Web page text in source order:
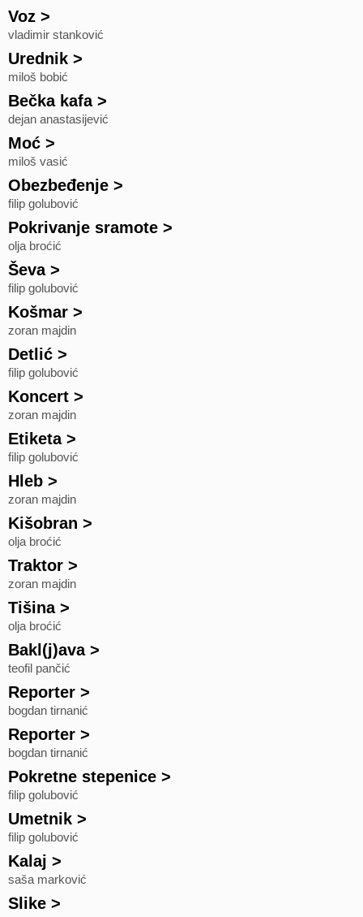
Voz >
vladimir stanković
Urednik >
miloš bobić
Bečka kafa>
dejan anastasijević
Moć >
miloš vasić
Obezbeđenje >
filip golubović
Pokrivanje sramote >
olja broćić
Ševa>
filip golubović
Košmar >
zoran majdin
Detlić >
filip golubović
Koncert >
zoran majdin
Etiketa>
filip golubović
Hleb >
zoran majdin
Kišobran >
olja broćić
Traktor >
zoran majdin
Tišina>
olja broćić
Bakl(j)ava>
teofil pančić
Reporter >
bogdan tirnanić
Reporter >
bogdan tirnanić
Pokretne stepenice >
filip golubović
Umetnik >
filip golubović
Kalaj >
saša marković
Slike >